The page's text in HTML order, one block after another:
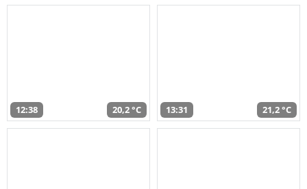
12:38 20,2 °C 13:31 21,2 °C